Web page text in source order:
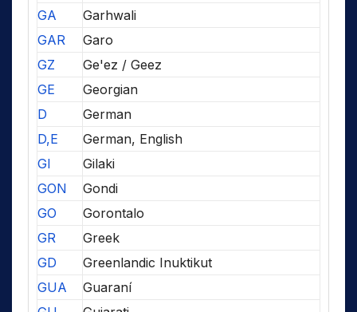
GA
Garhwali
GAR
Garo
GZ
Ge'ez / Geez
GE
Georgian
D
German
D,E
German, English
GI
Gilaki
GON
Gondi
GO
Gorontalo
GR
Greek
GD
Greenlandic Inuktikut
GUA
Guaraní